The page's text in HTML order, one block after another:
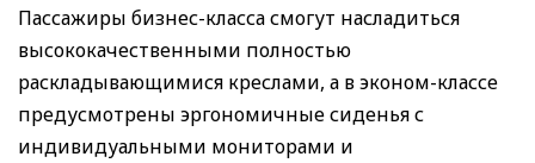
Пассажиры бизнес-класса смогут насладиться
высококачественными полностью
раскладывающимися креслами, а в эконом-классе
предусмотрены эргономичные сиденья с
индивидуальными мониторами и